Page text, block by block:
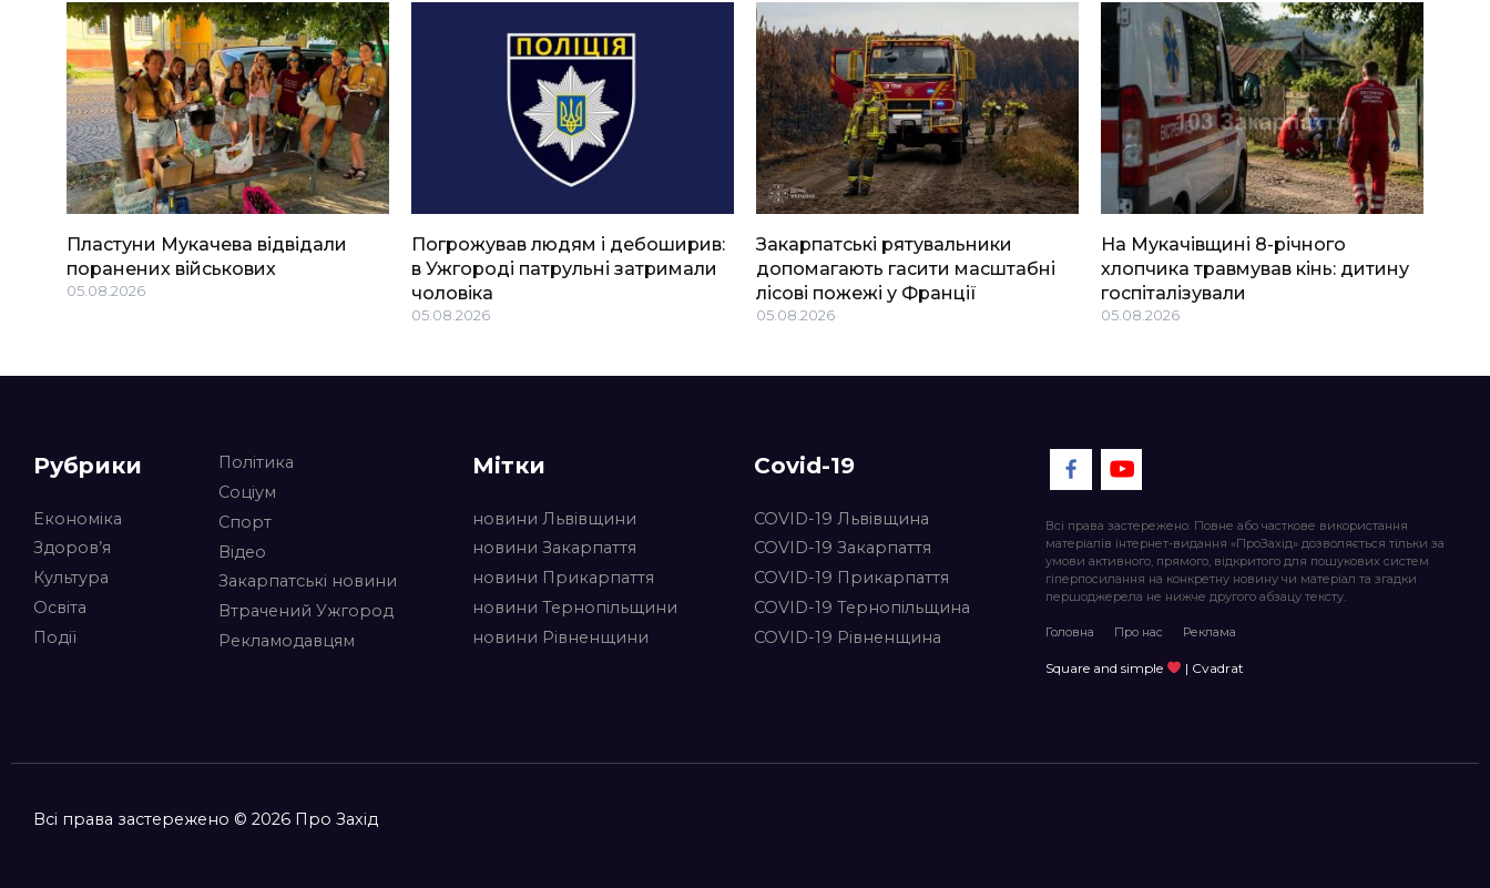
Пластуни Мукачева відвідали
поранених військових
05.08.2026
Погрожував людям і дебоширив:
в Ужгороді патрульні затримали
чоловіка
05.08.2026
Закарпатські рятувальники
допомагають гасити масштабні
лісові пожежі у Франції
05.08.2026
На Мукачівщині 8-річного
хлопчика травмував кінь: дитину
госпіталізували
05.08.2026
Рубрики
Економіка
Здоров’я
Культура
Освіта
Події
Політика
Соціум
Спорт
Відео
Закарпатські новини
Втрачений Ужгород
Рекламодавцям
Мітки
новини Львівщини
новини Закарпаття
новини Прикарпаття
новини Тернопільщини
новини Рівненщини
Covid-19
COVID-19 Львівщина
COVID-19 Закарпаття
COVID-19 Прикарпаття
COVID-19 Тернопільщина
COVID-19 Рівненщина
Всі права застережено. Повне або часткове використання
матеріалів інтернет-видання «ПроЗахід» дозволяється тільки за
умови активного, прямого, відкритого для пошукових систем
гіперпосилання на конкретну новину чи матеріал та згадки
першоджерела не нижче другого абзацу тексту.
Головна Про нас Реклама
Square and simple | Cvadrat
Всі права застережено © 2026 Про Захід